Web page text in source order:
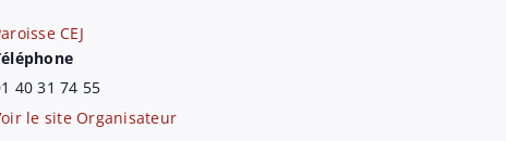
CEJ
40 31 74 55
le site Organisateur